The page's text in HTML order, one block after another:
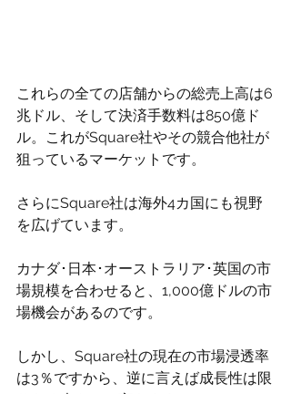
これらの全ての店舗からの総売上高は6
兆ドル、そして決済手数料は850億ド
ル。これがSquare社やその競合他社が
狙っているマーケットです。
さらにSquare社は海外4カ国にも視野
を広げています。
カナダ･日本･オーストラリア･英国の市
場規模を合わせると、1,000億ドルの市
場機会があるのです。
しかし、Square社の現在の市場浸透率
は3％ですから、逆に言えば成長性は限